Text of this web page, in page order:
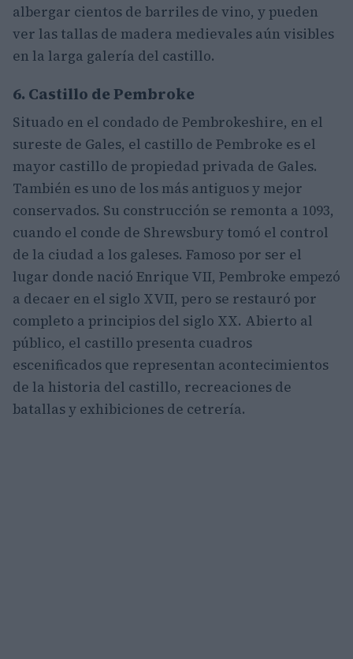
albergar cientos de barriles de vino, y pueden
ver las tallas de madera medievales aún visibles
en la larga galería del castillo.
6. Castillo de Pembroke
Situado en el condado de Pembrokeshire, en el
sureste de Gales, el castillo de Pembroke es el
mayor castillo de propiedad privada de Gales.
También es uno de los más antiguos y mejor
conservados. Su construcción se remonta a 1093,
cuando el conde de Shrewsbury tomó el control
de la ciudad a los galeses. Famoso por ser el
lugar donde nació Enrique VII, Pembroke empezó
a decaer en el siglo XVII, pero se restauró por
completo a principios del siglo XX. Abierto al
público, el castillo presenta cuadros
escenificados que representan acontecimientos
de la historia del castillo, recreaciones de
batallas y exhibiciones de cetrería.